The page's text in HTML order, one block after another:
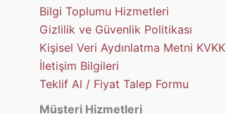
Bilgi Toplumu Hizmetleri
Gizlilik ve Güvenlik Politikası
Kişisel Veri Aydınlatma Metni KVKK
İletişim Bilgileri
Teklif Al / Fiyat Talep Formu
Müşteri Hizmetleri